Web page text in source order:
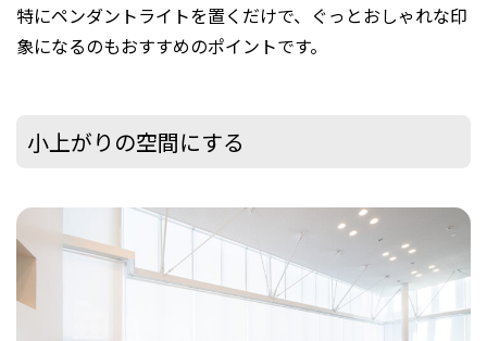
特にペンダントライトを置くだけで、ぐっとおしゃれな印
象になるのもおすすめのポイントです。
小上がりの空間にする